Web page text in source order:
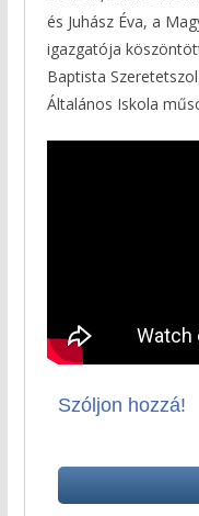
és Juhász Éva, a
igazgatója
Baptista
Általános Iskola
Szóljon hozzá!